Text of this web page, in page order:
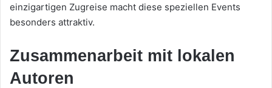
einzigartigen Zugreise macht diese speziellen Events
besonders attraktiv.
Zusammenarbeit mit lokalen
Autoren